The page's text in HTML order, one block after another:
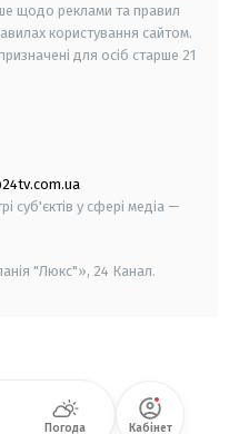
щодо реклами та правил
користування сайтом.
для осіб старше 21
суб'єктів у сфері медіа —
"Люкс"», 24 Канал.
Погода Кабінет